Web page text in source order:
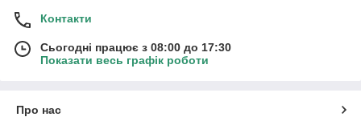
Контакти
Сьогодні працює з 08:00 до 17:30
Показати весь графік роботи
Про нас